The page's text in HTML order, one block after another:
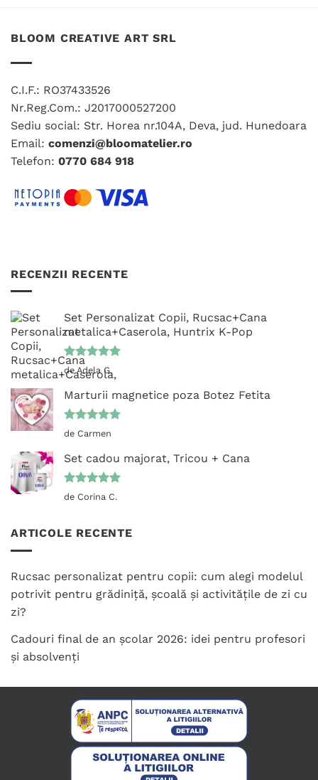
BLOOM CREATIVE ART SRL
C.I.F.: RO37433526
Nr.Reg.Com.: J2017000527200
Sediu social: Str. Horea nr.104A, Deva, jud. Hunedoara
Email: comenzi@bloomatelier.ro
Telefon: 0770 684 918
RECENZII RECENTE
Set Personalizat Copii, Rucsac+Cana
metalica+Caserola, Huntrix K-Pop
Evaluat la
5din 5
de Adela G.
Marturii magnetice poza Botez Fetita
Evaluat la
de Carmen
Set cadou majorat, Tricou + Cana
Evaluat la
de Corina C.
ARTICOLE RECENTE
Rucsac personalizat pentru copii: cum alegi modelul
potrivit pentru grădiniță, școală și activitățile de zi cu
zi?
Cadouri final de an școlar 2026: idei pentru profesori
și absolvenți